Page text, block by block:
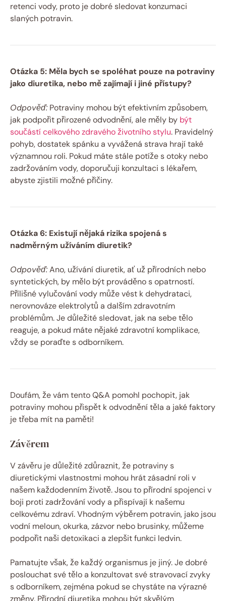
retenci vody, proto je dobré sledovat konzumaci
slaných potravin.
Otázka 5: Měla bych se spoléhat pouze na potraviny
jako diuretika, nebo mě zajímají i jiné přístupy?
Odpověď: Potraviny mohou být efektivním způsobem,
jak podpořit přirozené odvodnění, ale měly by být
součástí celkového zdravého životního stylu. Pravidelný
pohyb, dostatek spánku a vyvážená strava hrají také
významnou roli. Pokud máte stále potíže s otoky nebo
zadržováním vody, doporučuji konzultaci s lékařem,
abyste zjistili možné příčiny.
Otázka 6: Existují nějaká rizika spojená s
nadměrným užíváním diuretik?
Odpověď:Ano, užívání diuretik, ať už přírodních nebo
syntetických, by mělo být prováděno s opatrností.
Přílišné vylučování vody může vést k dehydrataci,
nerovnováze elektrolytů a dalším zdravotním
problémům. Je důležité sledovat, jak na sebe tělo
reaguje, a pokud máte nějaké zdravotní komplikace,
vždy se poraďte s odborníkem.
Doufám, že vám tento Q&A pomohl pochopit, jak
potraviny mohou přispět k odvodnění těla a jaké faktory
je třeba mít na paměti!
Závěrem
V závěru je důležité zdůraznit, že potraviny s
diuretickými vlastnostmi mohou hrát zásadní roli v
našem každodenním životě. Jsou to přírodní spojenci v
boji proti zadržování vody a přispívají k našemu
celkovému zdraví. Vhodným výběrem potravin, jako jsou
vodní meloun, okurka, zázvor nebo brusinky, můžeme
podpořit naši detoxikaci a zlepšit funkci ledvin.
Pamatujte však, že každý organismus je jiný. Je dobré
poslouchat své tělo a konzultovat své stravovací zvyky
s odborníkem, zejména pokud se chystáte na výrazné
změny. Přírodní diuretika mohou být skvělým